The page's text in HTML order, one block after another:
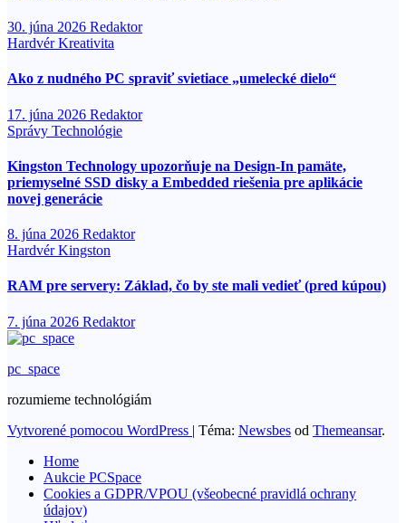
30. júna 2026 Redaktor
HardvérKreativita
Ako z nudného PC spraviť svietiace „umelecké dielo“
17. júna 2026 Redaktor
Správy Technológie
Kingston Technology upozorňuje na Design-In pamäte,
priemyselné SSD disky a Embedded riešenia pre aplikácie
novej generácie
8. júna 2026 Redaktor
HardvérKingston
RAM pre servery: Základ, čo by ste mali vedieť (pred kúpou)
7. júna 2026 Redaktor
pc_space
rozumieme technológiám
Vytvorené pomocou WordPress | Téma: Newsbes od Themeansar.
Home
Aukcie PCSpace
Cookies a GDPR/VPOU (všeobecné pravidlá ochrany
údajov)